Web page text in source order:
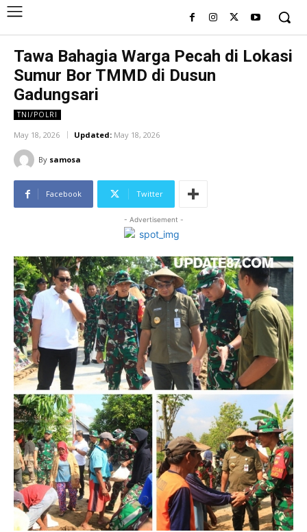
Tawa Bahagia Warga Pecah di Lokasi
Sumur Bor TMMD di Dusun
Gadungsari
TNI/POLRI
May 18, 2026 Updated: May 18, 2026
By samosa
Facebook Twitter
- Advertisement -